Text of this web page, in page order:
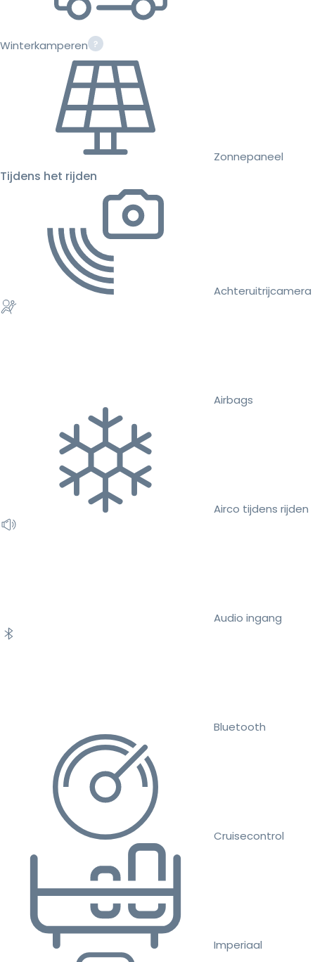
Winterkamperen
Zonnepaneel
Tijdens het rijden
Achteruitrijcamera
Airbags
Airco tijdens rijden
Audio ingang
Bluetooth
Cruisecontrol
Imperiaal